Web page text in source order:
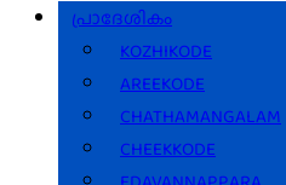
പ്രാദേശികം
KOZHIKODE
AREEKODE
CHATHAMANGALAM
CHEEKKODE